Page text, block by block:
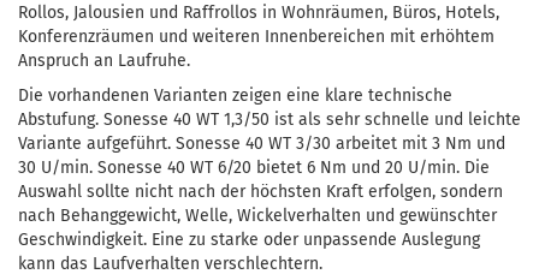
Rollos, Jalousien und Raffrollos in Wohnräumen, Büros, Hotels,
Konferenzräumen und weiteren Innenbereichen mit erhöhtem
Anspruch an Laufruhe.
Die vorhandenen Varianten zeigen eine klare technische
Abstufung. Sonesse 40 WT 1,3/50 ist als sehr schnelle und leichte
Variante aufgeführt. Sonesse 40 WT 3/30 arbeitet mit 3 Nm und
30 U/min. Sonesse 40 WT 6/20 bietet 6 Nm und 20 U/min. Die
Auswahl sollte nicht nach der höchsten Kraft erfolgen, sondern
nach Behanggewicht, Welle, Wickelverhalten und gewünschter
Geschwindigkeit. Eine zu starke oder unpassende Auslegung
kann das Laufverhalten verschlechtern.